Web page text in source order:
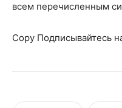
всем перечисленным
Copy Подписывайтесь